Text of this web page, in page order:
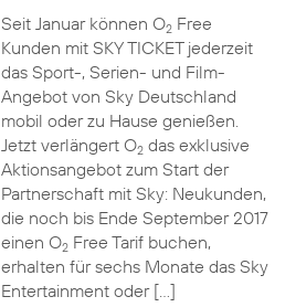
Seit Januar können O2Free
Kunden mit SKY TICKET jederzeit
das Sport-, Serien- und Film-
Angebot von Sky Deutschland
mobil oder zu Hause genießen.
Jetzt verlängert O2das exklusive
Aktionsangebot zum Start der
Partnerschaft mit Sky: Neukunden,
die noch bis Ende September 2017
einen O2Free Tarif buchen,
erhalten für sechs Monate das Sky
Entertainment oder […]